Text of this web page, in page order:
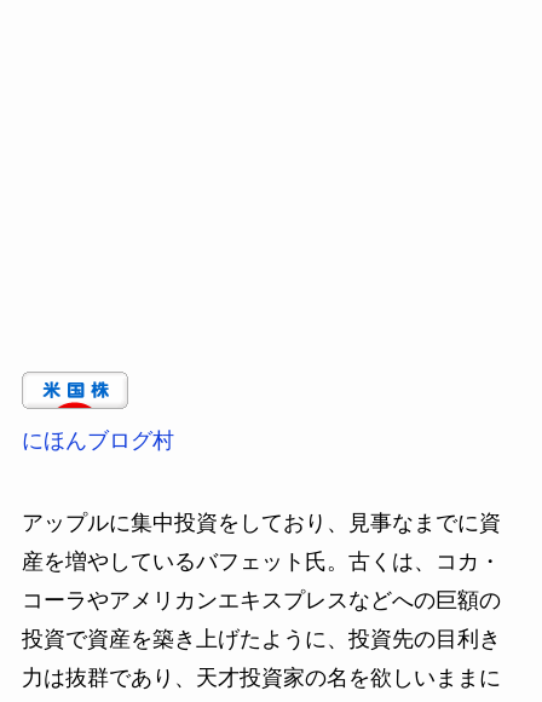
にほんブログ村
アップルに集中投資をしており、見事なまでに資
産を増やしているバフェット氏。古くは、コカ・
コーラやアメリカンエキスプレスなどへの巨額の
投資で資産を築き上げたように、投資先の目利き
力は抜群であり、天才投資家の名を欲しいままに